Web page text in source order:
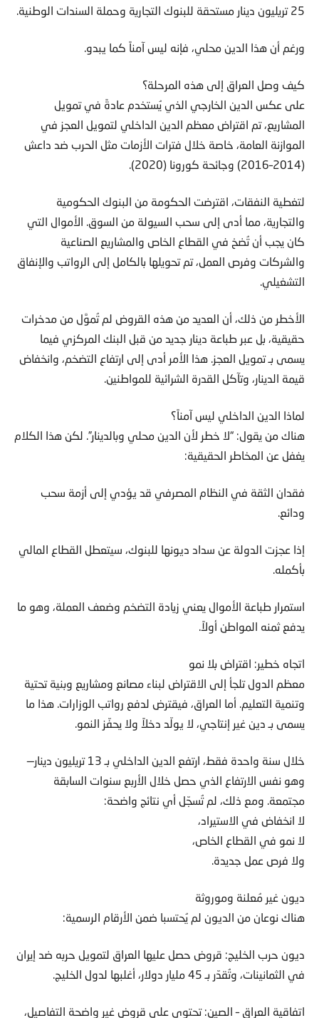
25 تريليون دينار مستحقة للبنوك التجارية وحملة السندات الوطنية.
ورغم أن هذا الدين محلي، فإنه ليس آمناً كما يبدو.
كيف وصل العراق إلى هذه المرحلة؟
على عكس الدين الخارجي الذي يُستخدم عادةً في تمويل
المشاريع، تم اقتراض معظم الدين الداخلي لتمويل العجز في
الموازنة العامة، خاصة خلال فترات الأزمات مثل الحرب ضد داعش
(2014–2016) وجائحة كورونا (2020).
لتغطية النفقات، اقترضت الحكومة من البنوك الحكومية
والتجارية، مما أدى إلى سحب السيولة من السوق. الأموال التي
كان يجب أن تُضخ في القطاع الخاص والمشاريع الصناعية
والشركات وفرص العمل، تم تحويلها بالكامل إلى الرواتب والإنفاق
التشغيلي.
الأخطر من ذلك، أن العديد من هذه القروض لم تُموَّل من مدخرات
حقيقية، بل عبر طباعة دينار جديد من قبل البنك المركزي فيما
يسمى بـ تمويل العجز. هذا الأمر أدى إلى ارتفاع التضخم، وانخفاض
قيمة الدينار، وتآكل القدرة الشرائية للمواطنين.
لماذا الدين الداخلي ليس آمناً؟
هناك من يقول: “لا خطر لأن الدين محلي وبالدينار”. لكن هذا الكلام
يغفل عن المخاطر الحقيقية:
فقدان الثقة في النظام المصرفي قد يؤدي إلى أزمة سحب
ودائع.
إذا عجزت الدولة عن سداد ديونها للبنوك، سيتعطل القطاع المالي
بأكمله.
استمرار طباعة الأموال يعني زيادة التضخم وضعف العملة، وهو ما
يدفع ثمنه المواطن أولاً.
اتجاه خطير: اقتراض بلا نمو
معظم الدول تلجأ إلى الاقتراض لبناء مصانع ومشاريع وبنية تحتية
وتنمية التعليم. أما العراق، فيقترض لدفع رواتب الوزارات. هذا ما
يسمى بـ دين غير إنتاجي، لا يولّد دخلاً ولا يحفّز النمو.
خلال سنة واحدة فقط، ارتفع الدين الداخلي بـ 13 تريليون دينار—
وهو نفس الارتفاع الذي حصل خلال الأربع سنوات السابقة
مجتمعة. ومع ذلك، لم تُسجّل أي نتائج واضحة:
لا انخفاض في الاستيراد،
لا نمو في القطاع الخاص،
ولا فرص عمل جديدة.
ديون غير مُعلنة وموروثة
هناك نوعان من الديون لم يُحتسبا ضمن الأرقام الرسمية:
ديون حرب الخليج: قروض حصل عليها العراق لتمويل حربه ضد إيران
في الثمانينات، وتُقدّر بـ 45 مليار دولار، أغلبها لدول الخليج.
اتفاقية العراق – الصين: تحتوي على قروض غير واضحة التفاصيل،